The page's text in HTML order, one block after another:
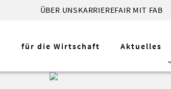
ÜBER UNSKARRIEREFAIR MIT FAB
für die Wirtschaft Aktuelles